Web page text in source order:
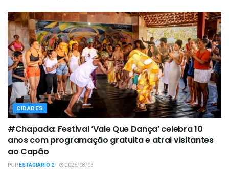
CIDADES
#Chapada: Festival ‘Vale Que Dança’ celebra 10
anos com programação gratuita e atrai visitantes
ao Capão
PORESTAGIÁRIO 2 2026/08/05